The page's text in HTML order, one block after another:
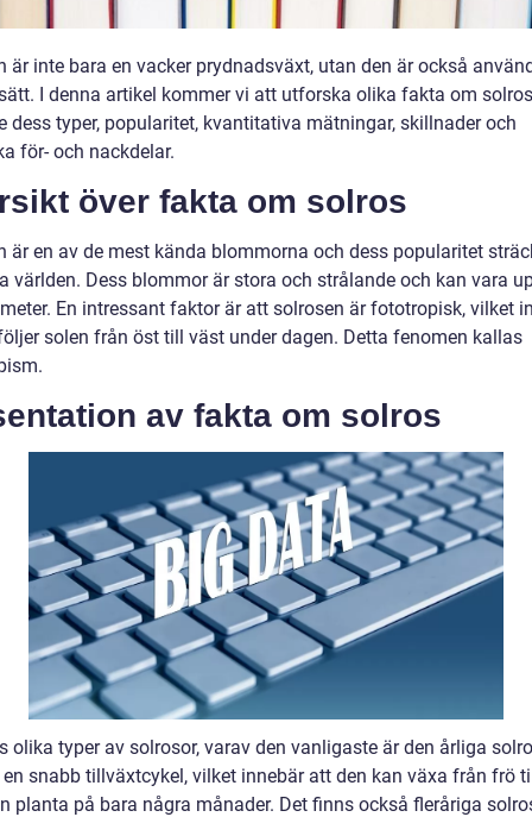
är inte bara en vacker prydnadsväxt, utan den är också
I denna artikel kommer vi att utforska olika fakta om
dess typer, popularitet, kvantitativa mätningar, skillnader och
för- och nackdelar.
över fakta om solros
är en av de mest kända blommorna och dess popularitet
världen. Dess blommor är stora och strålande och kan vara
En intressant faktor är att solrosen är fototropisk, vilket
solen från öst till väst under dagen. Detta fenomen kallas
av fakta om solros
olika typer av solrosor, varav den vanligaste är den årliga
en snabb tillväxtcykel, vilket innebär att den kan växa från frö
planta på bara några månader. Det finns också fleråriga